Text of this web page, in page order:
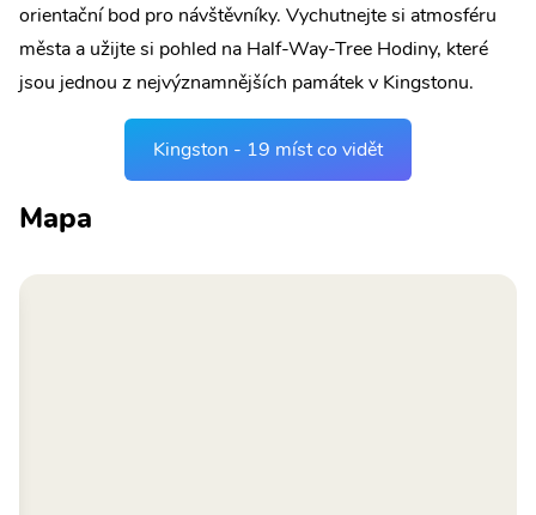
orientační bod pro návštěvníky. Vychutnejte si atmosféru
města a užijte si pohled na Half-Way-Tree Hodiny, které
jsou jednou z nejvýznamnějších památek v Kingstonu.
Kingston - 19 míst co vidět
Mapa